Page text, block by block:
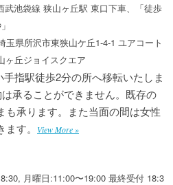
武池袋線 狭山ヶ丘駅 東口下車、「徒歩
玉県所沢市東狭山ケ丘1-4-1 ユアコート
ヶ丘ジョイスクエア
手指駅徒歩2分の所へ移転いたしま
承ることができません。既存の
も承ります。また当面の間は女性
す。
View More »
月曜日:11:00〜19:00 最終受付 18:3